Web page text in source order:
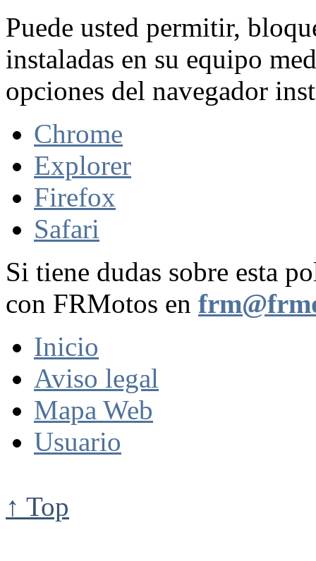
Puede usted permitir,
instaladas en su equipo
opciones del navegador
Chrome
Explorer
Firefox
Safari
Si tiene dudas sobre esta
con FRMotos en
Inicio
Aviso legal
Mapa Web
Usuario
↑ Top